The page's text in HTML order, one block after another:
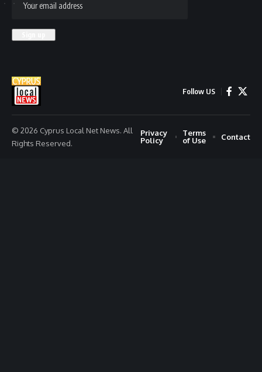
Follow US
© 2026 Cyprus Local Net News. All
Rights Reserved.
Privacy
Policy
Terms
of Use
Contact